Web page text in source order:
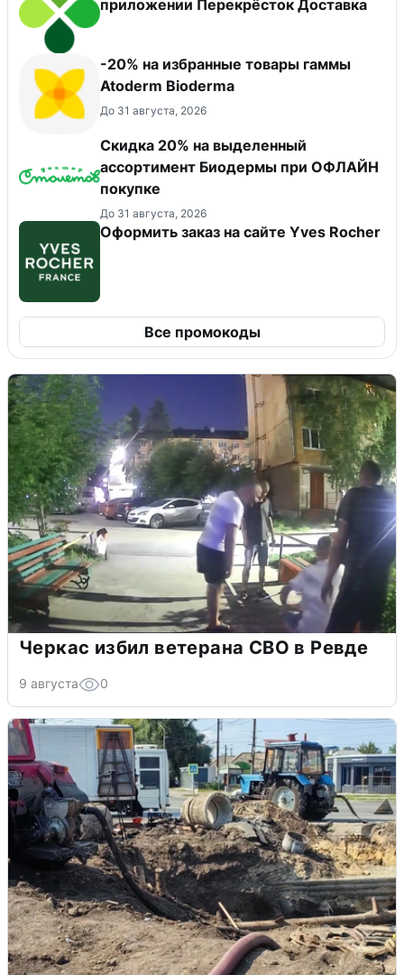
приложении Перекрёсток Доставка
-20% на избранные товары гаммы
Atoderm Bioderma
До 31 августа, 2026
Скидка 20% на выделенный
ассортимент Биодермы при ОФЛАЙН
покупке
До 31 августа, 2026
Оформить заказ на сайте Yves Rocher
Все промокоды
Черкас избил ветерана СВО в Ревде
9 августа 0